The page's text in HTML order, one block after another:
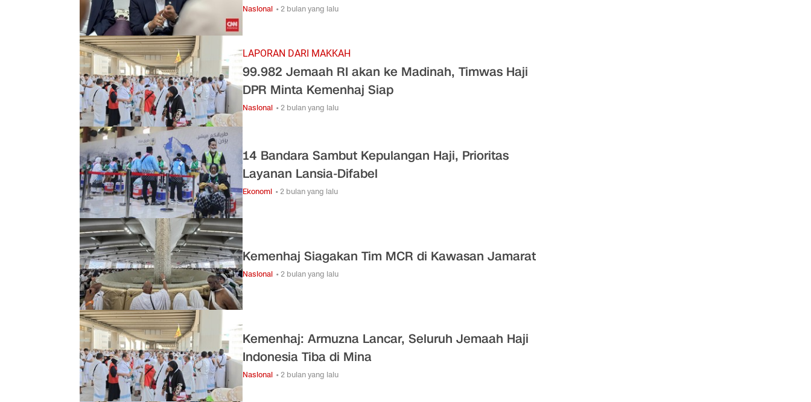
Nasional • 2 bulan yang lalu
LAPORAN DARI MAKKAH
99.982 Jemaah RI akan ke Madinah, Timwas Haji
DPR Minta Kemenhaj Siap
Nasional • 2 bulan yang lalu
14 Bandara Sambut Kepulangan Haji, Prioritas
Layanan Lansia-Difabel
Ekonomi • 2 bulan yang lalu
Kemenhaj Siagakan Tim MCR di Kawasan Jamarat
Nasional • 2 bulan yang lalu
Kemenhaj: Armuzna Lancar, Seluruh Jemaah Haji
Indonesia Tiba di Mina
Nasional • 2 bulan yang lalu